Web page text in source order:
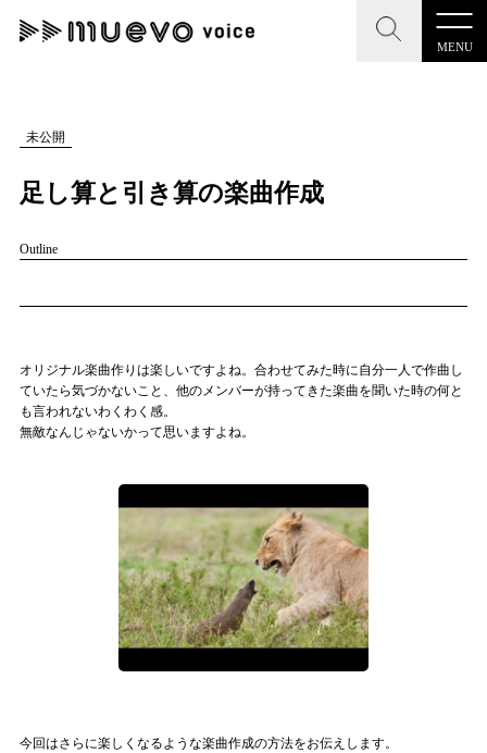
MENU
CLOSE
記事を検索する
#男性シンガー #HR/HM #女性シンガー
#ヒップホップ #男性シンガーグループ
CLOSE
"読者の声を形にする”音楽特化メディア
プレスリリース一覧
会社概要
記事リクエスト
未公開
足し算と引き算の楽曲作成
Outline
オリジナル楽曲作りは楽しいですよね。合わせてみた時に自分一人で作曲し
ていたら気づかないこと、他のメンバーが持ってきた楽曲を聞いた時の何と
も言われないわくわく感。
無敵なんじゃないかって思いますよね。
今回はさらに楽しくなるような楽曲作成の方法をお伝えします。